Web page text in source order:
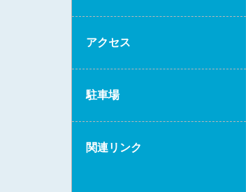
アクセス
駐車場
関連リンク